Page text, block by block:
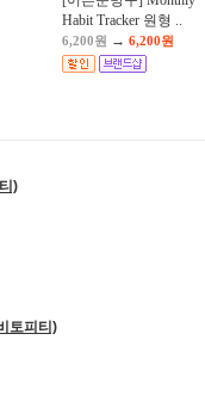
Habit Tracker 원형 ..
6,200원 → 6,200원
)
토피티)